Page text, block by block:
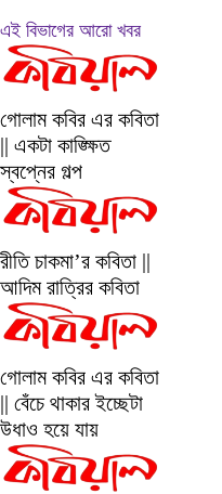
এই বিভাগের আরো খবর
গোলাম কবির এর কবিতা
|| একটা কাঙ্ক্ষিত
স্বপ্নের গল্প
রীতি চাকমা’র কবিতা ||
আদিম রাত্রির কবিতা
গোলাম কবির এর কবিতা
|| বেঁচে থাকার ইচ্ছেটা
উধাও হয়ে যায়